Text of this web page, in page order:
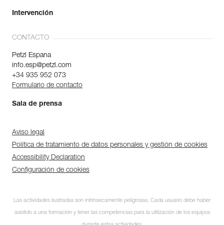
Intervención
CONTACTO
Petzl Espana
info.esp@petzl.com
+34 935 952 073
Formulario de contacto
Sala de prensa
Aviso legal
Política de tratamiento de datos personales y gestión de cookies
Accessibility Declaration
Configuración de cookies
Las actividades ilustradas son intrínsecamente peligrosas. Cada usuario debe haber
asistido a una formación y tener las competencias para la utilización de los equipos